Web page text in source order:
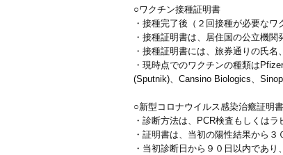
○ワクチン接種証明書
・接種完了後（２回接種が必要な
・接種証明書は、居住国の公立機関
・接種証明書には、旅券通りの氏
・現時点でのワクチンの種類は
(Sputnik)、Cansino Biologics、
○新型コロナウイルス感染治癒証明書
・診断方法は、PCR検査もしくは
・証明書は、当初の陽性結果から
・当初診断日から９０日以内であ